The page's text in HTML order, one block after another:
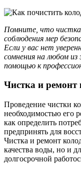
Помните, что чистка
соблюдения мер
Если у вас нет
сомнения на любом
помощью к
Чистка и ремонт
Проведение чистки
необходимостью его
как определить
предпринять для
Чистка и ремонт
качества воды, но и
долгосрочной